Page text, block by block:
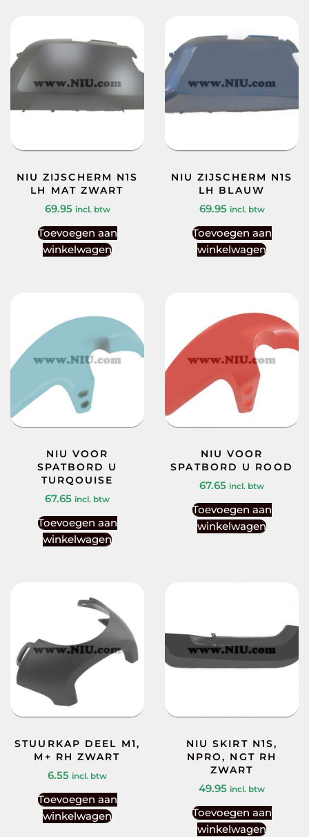
NIU ZIJSCHERM N1S
LH MAT ZWART
69.95 incl. btw
Toevoegen aan
winkelwagen
NIU ZIJSCHERM N1S
LH BLAUW
69.95 incl. btw
Toevoegen aan
winkelwagen
NIU VOOR
SPATBORD U
TURQOUISE
67.65 incl. btw
Toevoegen aan
winkelwagen
NIU VOOR
SPATBORD U ROOD
67.65 incl. btw
Toevoegen aan
winkelwagen
STUURKAP DEEL M1,
M+ RH ZWART
6.55 incl. btw
Toevoegen aan
winkelwagen
NIU SKIRT N1S,
NPRO, NGT RH
ZWART
49.95 incl. btw
Toevoegen aan
winkelwagen